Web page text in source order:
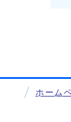
ホーム